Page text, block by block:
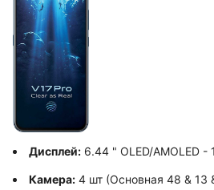
Дисплей: 6.44 " OLED/AMOLED
Камера: 4 шт (Основная 48 & 13